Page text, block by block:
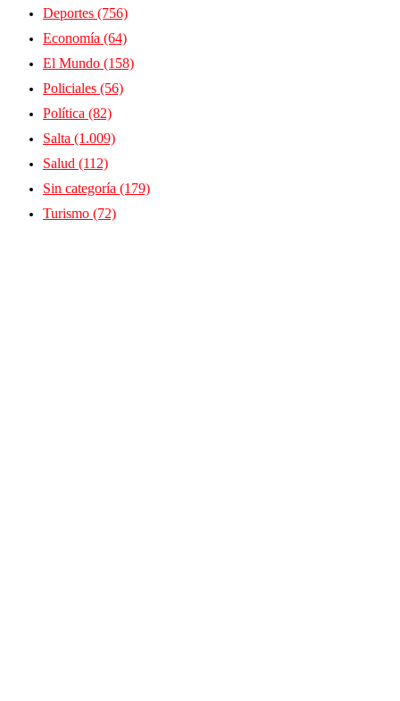
Deportes (756)
Economía (64)
El Mundo (158)
Policiales (56)
Política (82)
Salta (1.009)
Salud (112)
Sin categoría (179)
Turismo (72)